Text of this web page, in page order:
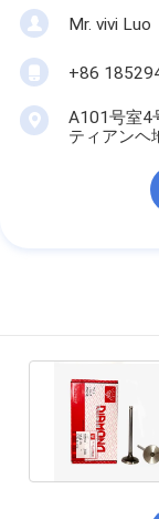
Mr. vivi Luo
+86
A101号室4
ティアンヘ